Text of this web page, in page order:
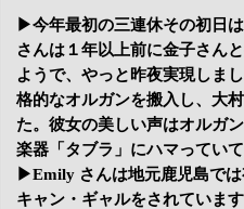
▶今年最初の三連休その初日
さんは１年以上前に金子さん
ようで、やっと昨夜実現しま
格的なオルガンを搬入し、大
た。彼女の美しい声はオルガ
楽器「タブラ」にハマってい
▶Emily さんは地元鹿児島で
キャン・ギャルをされていま